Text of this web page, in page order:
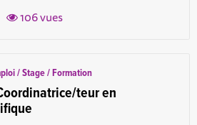
106 vues
/ Stage / Formation
teur en